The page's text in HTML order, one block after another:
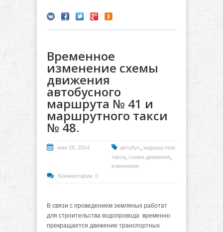
Временное
изменение схемы
движения
автобусного
маршрута № 41 и
маршрутного такси
№ 48.
мая 28, 2014 автобус, маршрутное
такси, схема движения,
изменение
Комментарии: 0
В связи с проведением земляных работат
для строительства водопровода временно
прекращается движение транспортных